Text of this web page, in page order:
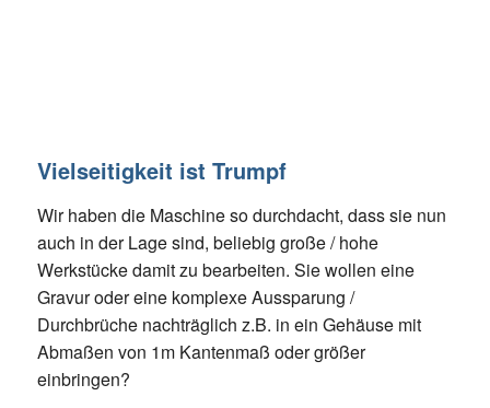
Vielseitigkeit ist Trumpf
Wir haben die Maschine so durchdacht, dass sie nun
auch in der Lage sind, beliebig große / hohe
Werkstücke damit zu bearbeiten. Sie wollen eine
Gravur oder eine komplexe Aussparung /
Durchbrüche nachträglich z.B. in ein Gehäuse mit
Abmaßen von 1m Kantenmaß oder größer
einbringen?